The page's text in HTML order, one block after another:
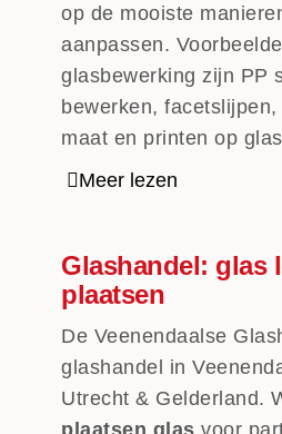
op de mooiste
aanpassen.
glasbewerking zijn PP
bewerken,
maat en printen op
Meer lezen
Glashandel: glas
plaatsen
De Veenendaalse
glashandel in
Utrecht & Gelderland.
plaatsen glas voor